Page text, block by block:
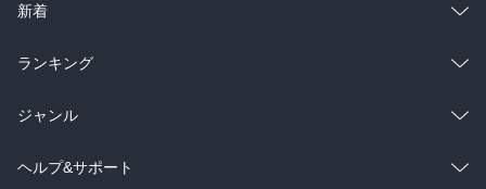
ラノベ
雑誌・グラビア
BL・TL
総合
ラノベ
雑誌・グラビア
BL・TL
新着
総合
ラノベ
雑誌・グラビア
ランキング
総合
ラノベ
ジャンル
コミック
ヘルプ&サポート